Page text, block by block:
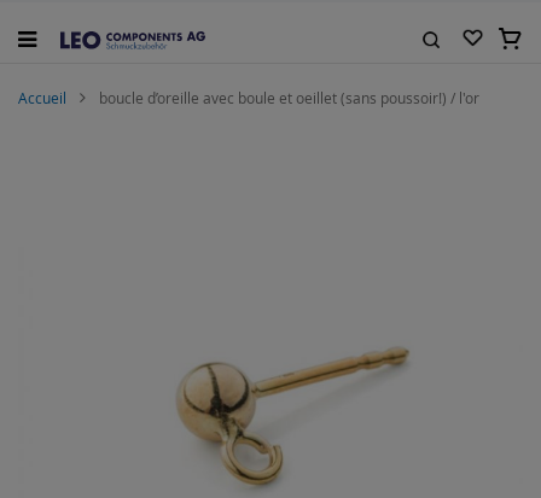
au
Mon
Accueil boucle d’oreille avec boule et oeillet (sans poussoir!) / l'or